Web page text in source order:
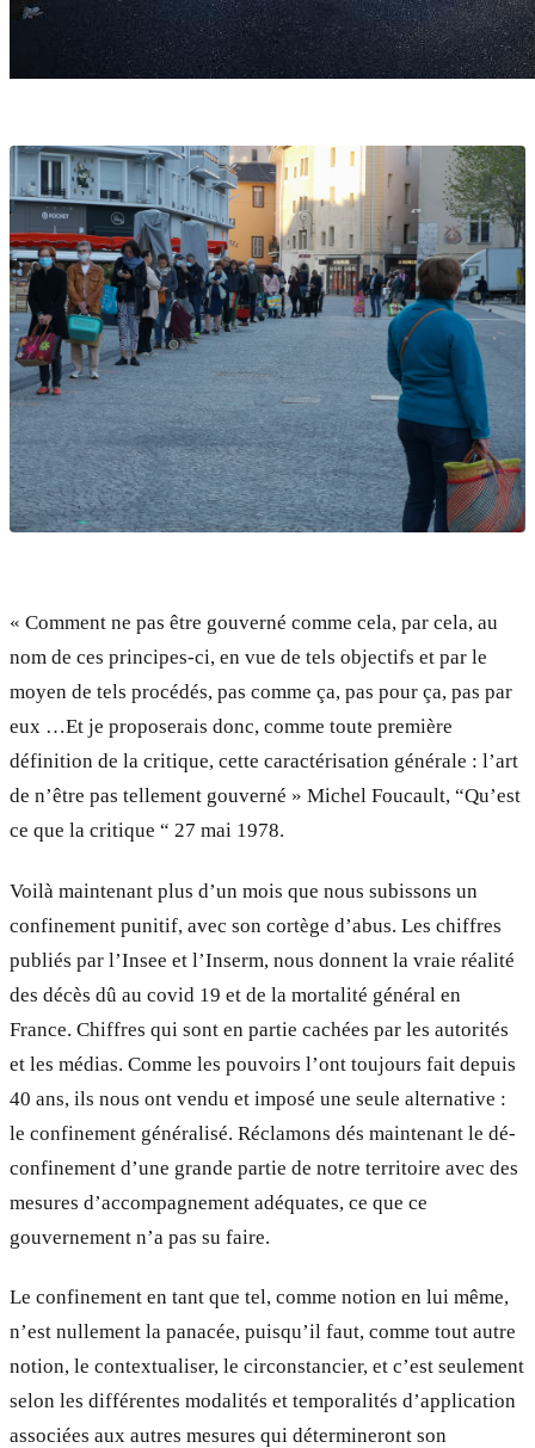
« Comment ne pas être gouverné comme cela, par cela, au
nom de ces principes-ci, en vue de tels objectifs et par le
moyen de tels procédés, pas comme ça, pas pour ça, pas par
eux …Et je proposerais donc, comme toute première
définition de la critique, cette caractérisation générale : l’art
de n’être pas tellement gouverné » Michel Foucault, “Qu’est
ce que la critique “ 27 mai 1978.
Voilà maintenant plus d’un mois que nous subissons un
confinement punitif, avec son cortège d’abus. Les chiffres
publiés par l’Insee et l’Inserm, nous donnent la vraie réalité
des décès dû au covid 19 et de la mortalité général en
France. Chiffres qui sont en partie cachées par les autorités
et les médias. Comme les pouvoirs l’ont toujours fait depuis
40 ans, ils nous ont vendu et imposé une seule alternative :
le confinement généralisé. Réclamons dés maintenant le dé-
confinement d’une grande partie de notre territoire avec des
mesures d’accompagnement adéquates, ce que ce
gouvernement n’a pas su faire.
Le confinement en tant que tel, comme notion en lui même,
n’est nullement la panacée, puisqu’il faut, comme tout autre
notion, le contextualiser, le circonstancier, et c’est seulement
selon les différentes modalités et temporalités d’application
associées aux autres mesures qui détermineront son